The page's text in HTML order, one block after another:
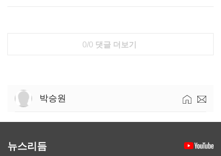
0/0 댓글 더보기
박승원
뉴스리듬